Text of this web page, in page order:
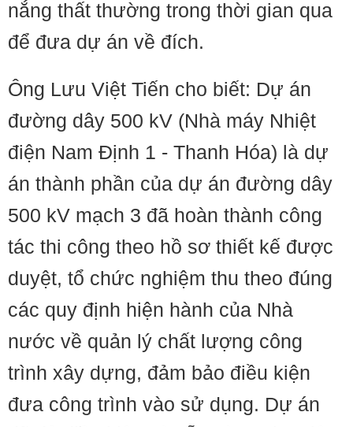
nắng thất thường trong thời gian qua
để đưa dự án về đích.
Ông Lưu Việt Tiến cho biết: Dự án
đường dây 500 kV (Nhà máy Nhiệt
điện Nam Định 1 - Thanh Hóa) là dự
án thành phần của dự án đường dây
500 kV mạch 3 đã hoàn thành công
tác thi công theo hồ sơ thiết kế được
duyệt, tổ chức nghiệm thu theo đúng
các quy định hiện hành của Nhà
nước về quản lý chất lượng công
trình xây dựng, đảm bảo điều kiện
đưa công trình vào sử dụng. Dự án